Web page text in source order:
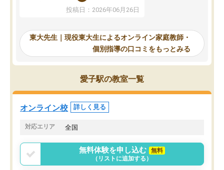
供も家に帰って勉強の話すると嫌な反
応を示します。東大先生にお願いして
れるので、親としても安心です。毎日
使える自習室とかもあり、わからない
ところがあれば先生が回答してくれる
のも重宝しています。
投稿日：2026年06月26日
自習室が毎日使えていつ
るのが心強かったよう
謝です。
東大先生｜現役東大生によるオンライン家庭教師・
個別指導の口コミをもっとみる
愛子駅の教室一覧
オンライン校 詳しく見る
対応エリア 全国
無料体験を申し込む
無料
（リストに追加する）